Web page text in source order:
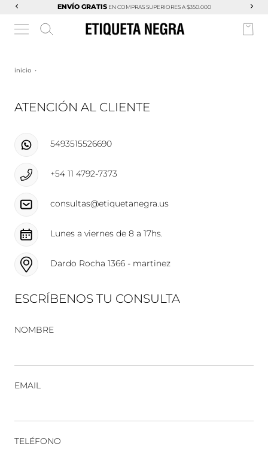
3 CUOTAS SIN INTERÉS
inicio •
ATENCIÓN AL CLIENTE
5493515526690
+54 11 4792-7373
consultas@etiquetanegra.us
Lunes a viernes de 8 a 17hs.
Dardo Rocha 1366 - martinez
ESCRÍBENOS TU CONSULTA
NOMBRE
EMAIL
TELÉFONO